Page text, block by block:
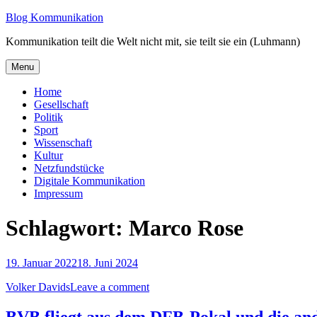
Skip
content
Blog Kommunikation
Kommunikation teilt die Welt nicht mit, sie teilt sie ein (Luhmann)
Menu
Home
Gesellschaft
Politik
Sport
Wissenschaft
Kultur
Netzfundstücke
Digitale Kommunikation
Impressum
Schlagwort: Marco Rose
19. Januar 202218. Juni 2024
Volker DavidsLeave a comment